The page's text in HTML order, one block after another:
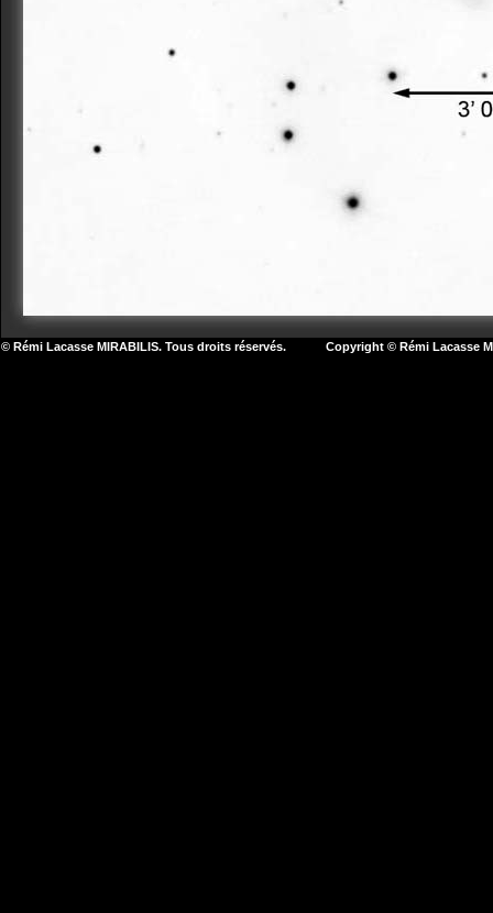
© Rémi Lacasse MIRABILIS. Tous droits réservés. Copyright © Rémi Lacasse